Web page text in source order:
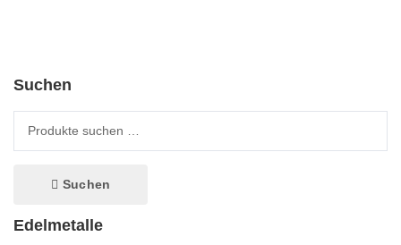
Suchen
Suchen
Edelmetalle